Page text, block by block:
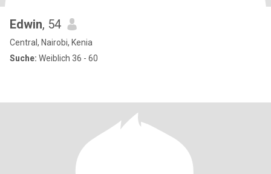
Edwin, 54
Central, Nairobi, Kenia
Suche: Weiblich 36 - 60